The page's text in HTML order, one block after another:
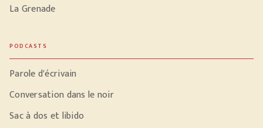
La Grenade
PODCASTS
Parole d'écrivain
Conversation dans le noir
Sac à dos et libido